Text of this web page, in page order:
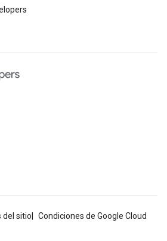
del sitio
Condiciones de Google Cloud